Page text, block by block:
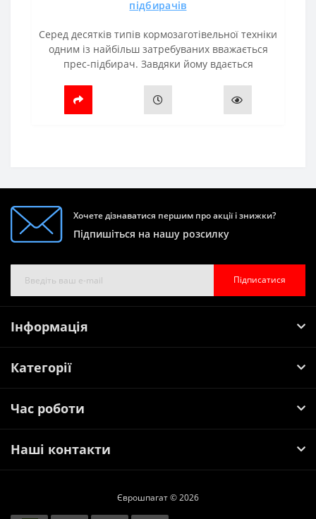
підбирачів
Серед десятків типів кормозаготівельної техніки
одним із найбільш затребуваних вважається
прес-підбирач. Завдяки йому вдається
збільшити продуктивність.Але важливо..
Хочете дізнаватися першим про акції і знижки?
Підпишіться на нашу розсилку
Підписатися
Інформація
Категорії
Час роботи
Наші контакти
Єврошпагат © 2026